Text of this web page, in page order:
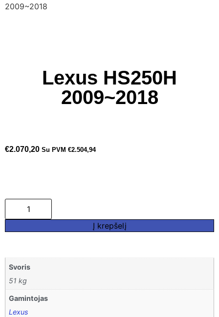
2009~2018
Lexus HS250H
2009~2018
€2.070,20 Su PVM €2.504,94
Į krepšelį
Svoris
51 kg
Gamintojas
Lexus